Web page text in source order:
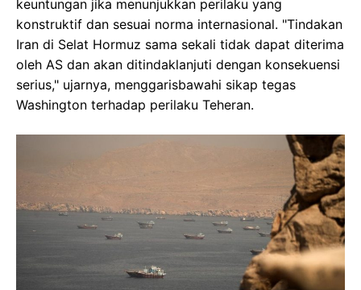
keuntungan jika menunjukkan perilaku yang
konstruktif dan sesuai norma internasional. "Tindakan
Iran di Selat Hormuz sama sekali tidak dapat diterima
oleh AS dan akan ditindaklanjuti dengan konsekuensi
serius," ujarnya, menggarisbawahi sikap tegas
Washington terhadap perilaku Teheran.